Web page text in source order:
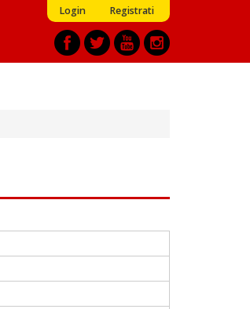
Login Registrati